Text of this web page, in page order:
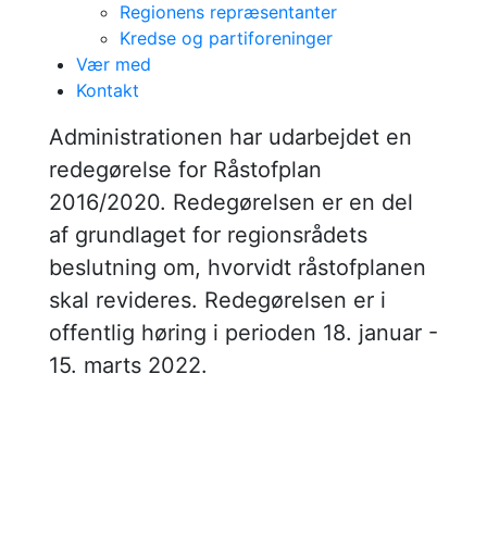
Regionens repræsentanter
Kredse og partiforeninger
Vær med
Kontakt
Redegørelse for
Råstofplan
2016/2020 i
offentlig høring
Administrationen har udarbejdet en
redegørelse for Råstofplan
2016/2020. Redegørelsen er en del
af grundlaget for regionsrådets
beslutning om, hvorvidt råstofplanen
skal revideres. Redegørelsen er i
offentlig høring i perioden 18. januar -
15. marts 2022​.